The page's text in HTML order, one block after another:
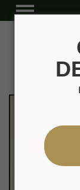
Página Inicial